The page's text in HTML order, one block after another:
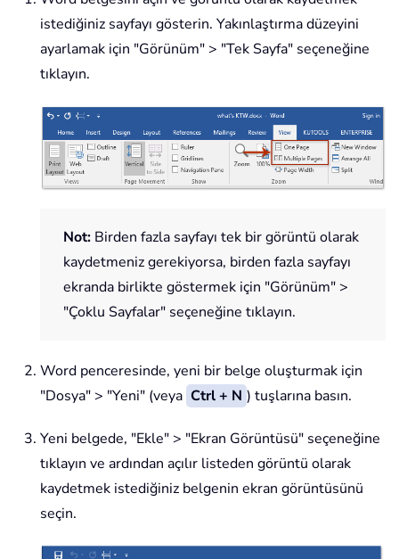
istediğiniz sayfayı gösterin. Yakınlaştırma düzeyini
ayarlamak için "Görünüm" > "Tek Sayfa" seçeneğine
tıklayın.
Not: Birden fazla sayfayı tek bir görüntü olarak
kaydetmeniz gerekiyorsa, birden fazla sayfayı
ekranda birlikte göstermek için "Görünüm" >
"Çoklu Sayfalar" seçeneğine tıklayın.
Word penceresinde, yeni bir belge oluşturmak için
"Dosya" > "Yeni" (veya Ctrl + N ) tuşlarına basın.
Yeni belgede, "Ekle" > "Ekran Görüntüsü" seçeneğine
tıklayın ve ardından açılır listeden görüntü olarak
kaydetmek istediğiniz belgenin ekran görüntüsünü
seçin.